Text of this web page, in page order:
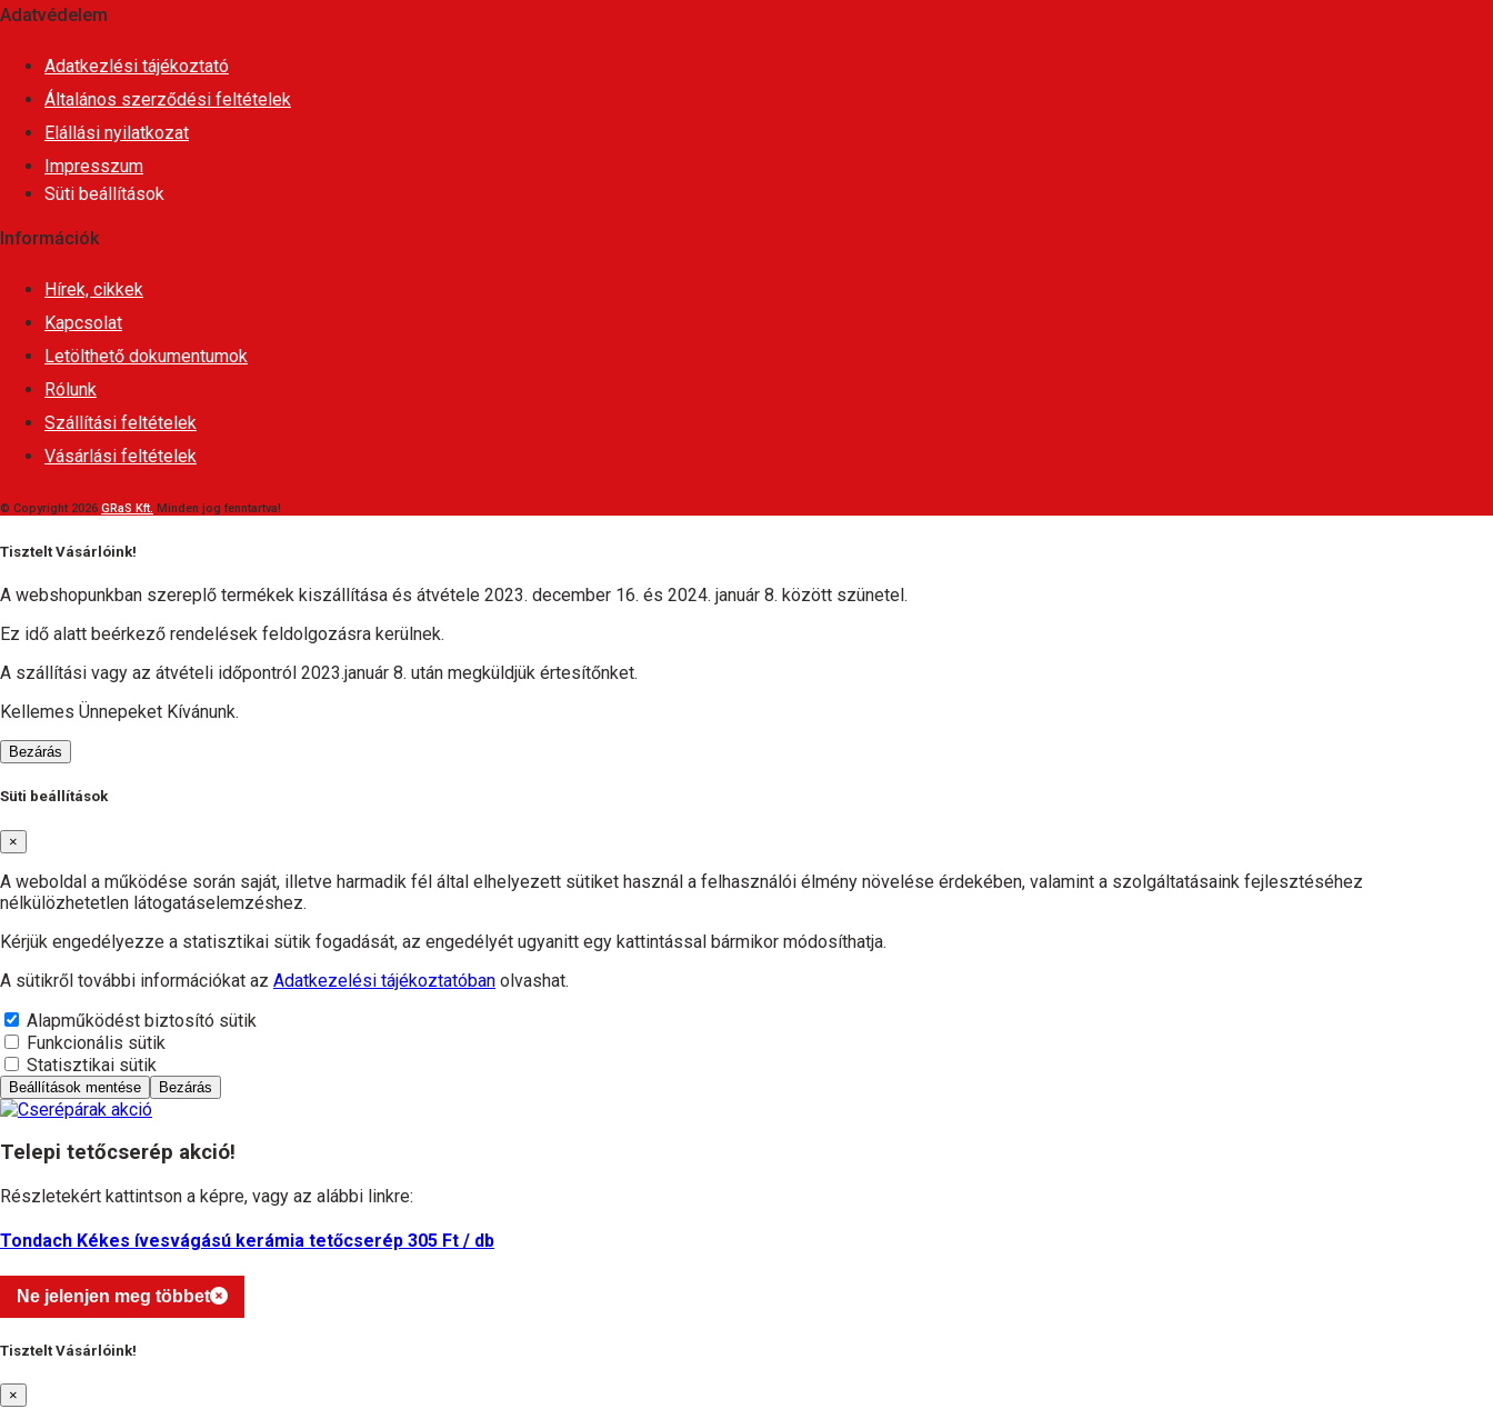
Adatvédelem
Adatkezlési tájékoztató
Általános szerződési feltételek
Elállási nyilatkozat
Impresszum
Süti beállítások
Információk
Hírek, cikkek
Kapcsolat
Letölthető dokumentumok
Rólunk
Szállítási feltételek
Vásárlási feltételek
© Copyright 2026 GRaS Kft. Minden jog fenntartva!
Tisztelt Vásárlóink!
A webshopunkban szereplő termékek kiszállítása és átvétele 2023. december 16. és 2024. január 8. között szünetel.
Ez idő alatt beérkező rendelések feldolgozásra kerülnek.
A szállítási vagy az átvételi időpontról 2023.január 8. után megküldjük értesítőnket.
Kellemes Ünnepeket Kívánunk.
Bezárás
Süti beállítások
×
A weboldal a működése során saját, illetve harmadik fél által elhelyezett sütiket használ a felhasználói élmény növelése érdekében, valamint a szolgáltatásaink fejlesztéséhez
nélkülözhetetlen látogatáselemzéshez.
Kérjük engedélyezze a statisztikai sütik fogadását, az engedélyét ugyanitt egy kattintással bármikor módosíthatja.
A sütikről további információkat az Adatkezelési tájékoztatóban olvashat.
Alapműködést biztosító sütik
Funkcionális sütik
Statisztikai sütik
Beállítások mentése Bezárás
Telepi tetőcserép akció!
Részletekért kattintson a képre, vagy az alábbi linkre:
Tondach Kékes ívesvágású kerámia tetőcserép 305 Ft / db
Ne jelenjen meg többet
Tisztelt Vásárlóink!
×